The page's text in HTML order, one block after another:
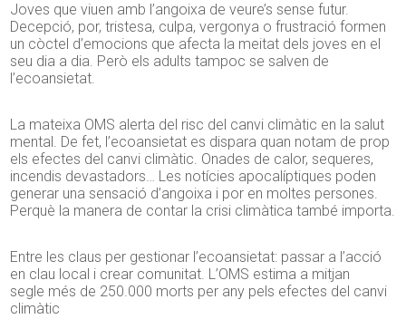
Joves que viuen amb l’angoixa de veure’s sense futur.
Decepció, por, tristesa, culpa, vergonya o frustració formen
un còctel d’emocions que afecta la meitat dels joves en el
seu dia a dia. Però els adults tampoc se salven de
l’ecoansietat.
La mateixa OMS alerta del risc del canvi climàtic en la salut
mental. De fet, l’ecoansietat es dispara quan notam de prop
els efectes del canvi climàtic. Onades de calor, sequeres,
incendis devastadors… Les notícies apocalíptiques poden
generar una sensació d’angoixa i por en moltes persones.
Perquè la manera de contar la crisi climàtica també importa.
Entre les claus per gestionar l’ecoansietat: passar a l’acció
en clau local i crear comunitat. L’OMS estima a mitjan
segle més de 250.000 morts per any pels efectes del canvi
climàtic